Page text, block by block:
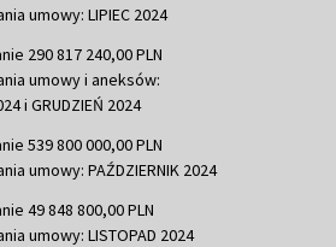
umowy: LIPIEC 2024
290 817 240,00 PLN
umowy i aneksów:
i GRUDZIEŃ 2024
539 800 000,00 PLN
umowy: PAŹDZIERNIK 2024
49 848 800,00 PLN
umowy: LISTOPAD 2024